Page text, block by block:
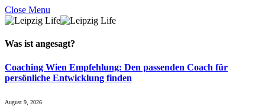
Close Menu
Was ist angesagt?
Coaching Wien Empfehlung: Den passenden Coach für
persönliche Entwicklung finden
August 9, 2026